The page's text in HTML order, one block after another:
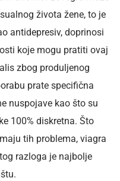
života žene, to je
antidepresiv, doprinosi
koje mogu pratiti ovaj
zbog produljenog
prate specifična
nuspojave kao što su
100% diskretna. Što
tih problema, viagra
razloga je najbolje